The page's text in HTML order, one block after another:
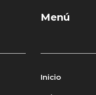
Menú
Inicio